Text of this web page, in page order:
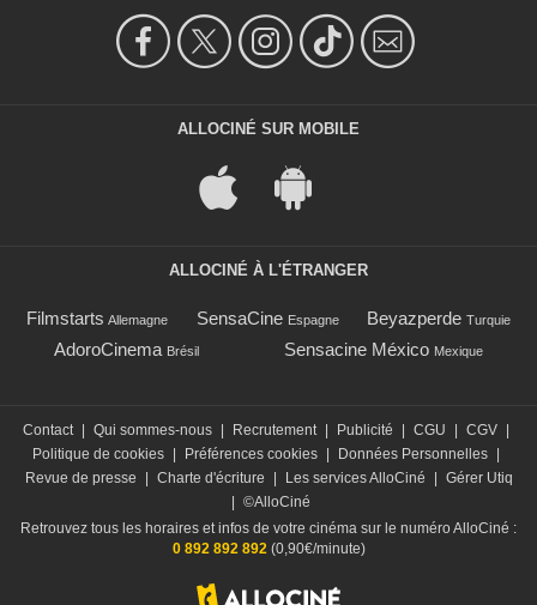
ALLOCINÉ SUR MOBILE
ALLOCINÉ À L'ÉTRANGER
Filmstarts Allemagne SensaCine Espagne Beyazperde Turquie
AdoroCinema Brésil Sensacine México Mexique
Contact Qui sommes-nous Recrutement Publicité CGU CGV
Politique de cookies
Préférences cookies Données Personnelles
Revue de presse
Charte d'écriture Les services AlloCiné
Gérer Utiq
©AlloCiné
Retrouvez tous les horaires et infos de votre cinéma sur le numéro AlloCiné :
0 892 892 892(0,90€/minute)